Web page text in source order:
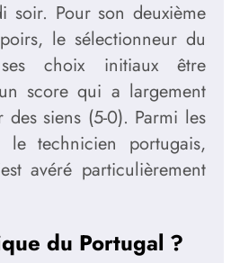
soir. Pour son deuxième
le sélectionneur du
choix initiaux être
score qui a largement
siens (5-0). Parmi les
le technicien portugais,
avéré particulièrement
du Portugal ?